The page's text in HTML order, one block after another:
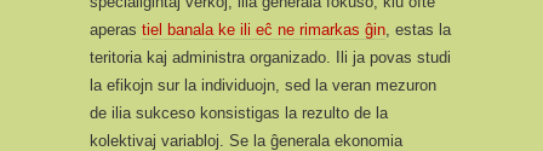
aperas tiel banala ke ili eĉ ne rimarkas ĝin, estas la
teritoria kaj administra organizado. Ili ja povas studi
la efikojn sur la individuojn, sed la veran mezuron
de ilia sukceso konsistigas la rezulto de la
kolektivaj variabloj. Se la ĝenerala ekonomia